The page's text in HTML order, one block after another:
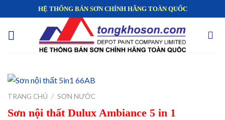
to
content
HỆ THỐNG BÁN SƠN CHÍNH HÃNG TOÀN QUỐC
TRANG CHỦ / SƠN NƯỚC
Sơn nội thất Dulux Ambiance 5 in 1